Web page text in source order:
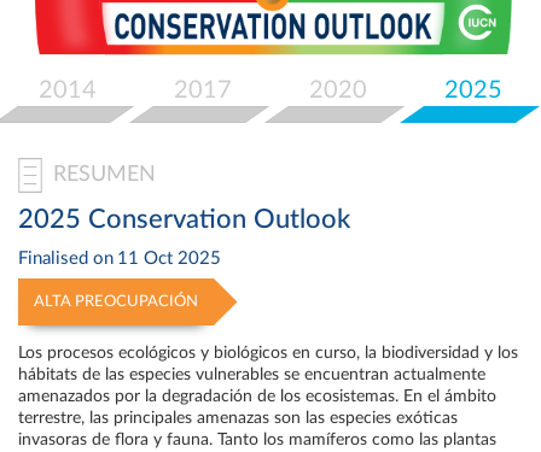
your
language
2014 2017 2020 2025
RESUMEN
2025 Conservation Outlook
Finalised on 11 Oct 2025
ALTA PREOCUPACIÓN
Los procesos ecológicos y biológicos en curso, la biodiversidad y los
hábitats de las especies vulnerables se encuentran actualmente
amenazados por la degradación de los ecosistemas. En el ámbito
terrestre, las principales amenazas son las especies exóticas
invasoras de flora y fauna. Tanto los mamíferos como las plantas